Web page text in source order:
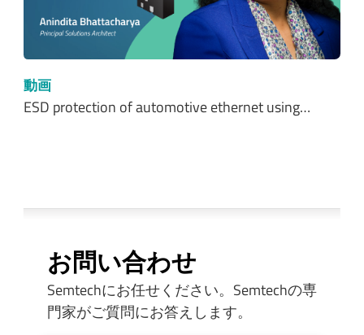
動画
ESD protection of automotive ethernet using…
お問い合わせ
Semtechにお任せください。Semtechの専
門家がご質問にお答えします。